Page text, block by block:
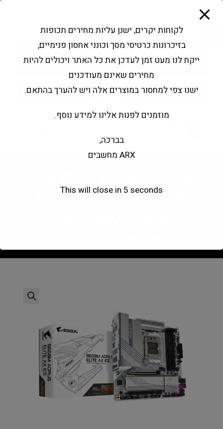
פתח סרגל נגישות
Products
search
החשבון שלי בקשה להצעה
ELITE ICE AX WIFI AMD
לקוחות יקרים, ישנן עליות מחירים תכופות
בזיכרונות כרטיסי מסך וכונני אחסון פנימיים,
ייקח לנו מעט זמן לעדכן את כל האתר ויכולים להיות
מחירים שאינם מעודכנים
ישנו צפי למחסור במוצרים אלה ויש להערך בהתאם.
מוזמנים לפנות אלינו למידע נוסף.
בברכה,
ARX מחשבים
This will close in 5 seconds